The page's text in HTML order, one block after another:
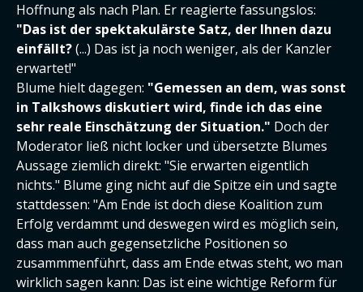
Hoffnung als nach Plan. Er reagierte fassungslos:
"Das ist der spektakulärste Satz, der Ihnen dazu
einfällt?(...) Das ist ja noch weniger, als der Kanzler
erwartet!"
Blume hielt dagegen: "Gemessen an dem, was sonst
in Talkshows diskutiert wird, finde ich das eine
sehr reale Einschätzung der Situation." Doch der
Moderator ließ nicht locker und übersetzte Blumes
Aussage ziemlich direkt: "Sie erwarten eigentlich
nichts." Blume ging nicht auf die Spitze ein und sagte
stattdessen: "Am Ende ist doch diese Koalition zum
Erfolg verdammt und deswegen wird es möglich sein,
dass man auch gegensetzliche Positionen so
zusammmenführt, dass am Ende etwas steht, wo man
wirklich sagen kann: Das ist eine wichtige Reform für